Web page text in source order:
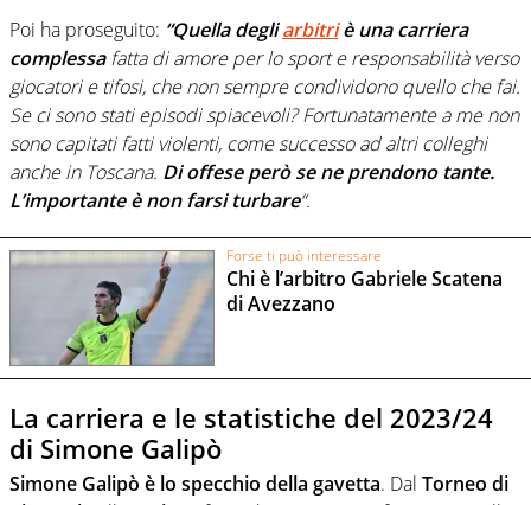
Poi ha proseguito: “Quella degliarbitriè una carriera
complessafatta di amore per lo sport e responsabilità verso
giocatori e tifosi, che non sempre condividono quello che fai.
Se ci sono stati episodi spiacevoli? Fortunatamente a me non
sono capitati fatti violenti, come successo ad altri colleghi
anche in Toscana. Di offese però se ne prendono tante.
L’importante è non farsi turbare“.
Forse ti può interessare
Chi è l’arbitro Gabriele Scatena
di Avezzano
La carriera e le statistiche del 2023/24
di Simone Galipò
Simone Galipò è lo specchio della gavetta. Dal Torneo di